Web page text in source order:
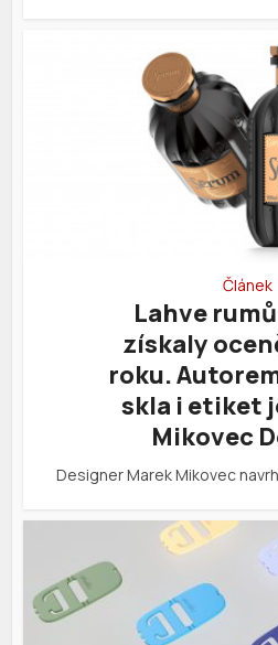
Článek
Lahve
získaly
roku.
skla i etiket
Mikovec
Designer Marek Mikovec